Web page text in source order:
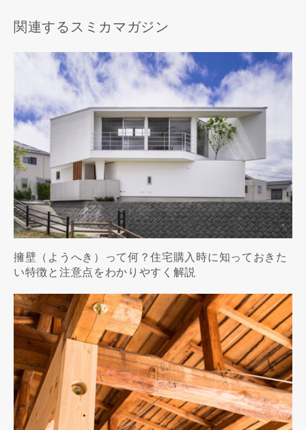
関連するスミカマガジン
擁壁（ようへき）って何？住宅購入時に知っておきた
い特徴と注意点をわかりやすく解説